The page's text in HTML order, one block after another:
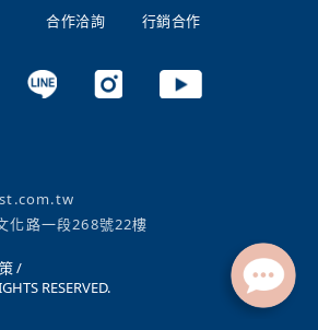
化路一段268號22樓
合作洽詢
行銷合作
/
RESERVED.